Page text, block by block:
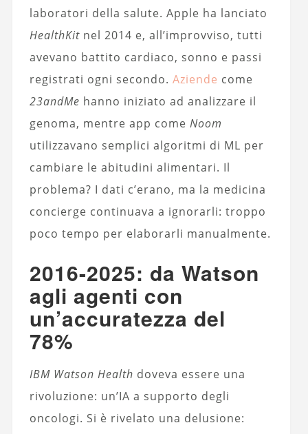
laboratori della salute. Apple ha lanciato
HealthKitnel 2014 e, all’improvviso, tutti
avevano battito cardiaco, sonno e passi
registrati ogni secondo. Aziende come
23andMe hanno iniziato ad analizzare il
genoma, mentre app come Noom
utilizzavano semplici algoritmi di ML per
cambiare le abitudini alimentari. Il
problema? I dati c’erano, ma la medicina
concierge continuava a ignorarli: troppo
poco tempo per elaborarli manualmente.
2016-2025: da Watson
agli agenti con
un’accuratezza del
78%
IBM Watson Health doveva essere una
rivoluzione: un’IA a supporto degli
oncologi. Si è rivelato una delusione: